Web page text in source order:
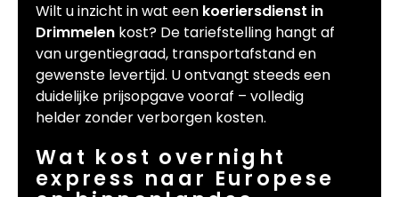
Wilt u inzicht in wat een koeriersdienst in
Drimmelen kost? De tariefstelling hangt af
van urgentiegraad, transportafstand en
gewenste levertijd. U ontvangt steeds een
duidelijke prijsopgave vooraf – volledig
helder zonder verborgen kosten.
Wat kost overnight
express naar Europese